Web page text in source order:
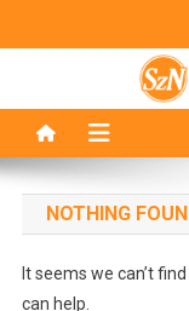
NOTHING
It seems we can’t
can help.